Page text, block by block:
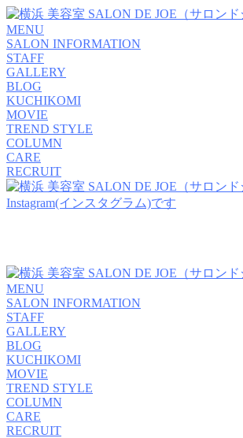
MENU
SALON INFORMATION
STAFF
GALLERY
BLOG
KUCHIKOMI
MOVIE
TREND STYLE
COLUMN
CARE
RECRUIT
MENU
SALON INFORMATION
STAFF
GALLERY
BLOG
KUCHIKOMI
MOVIE
TREND STYLE
COLUMN
CARE
RECRUIT